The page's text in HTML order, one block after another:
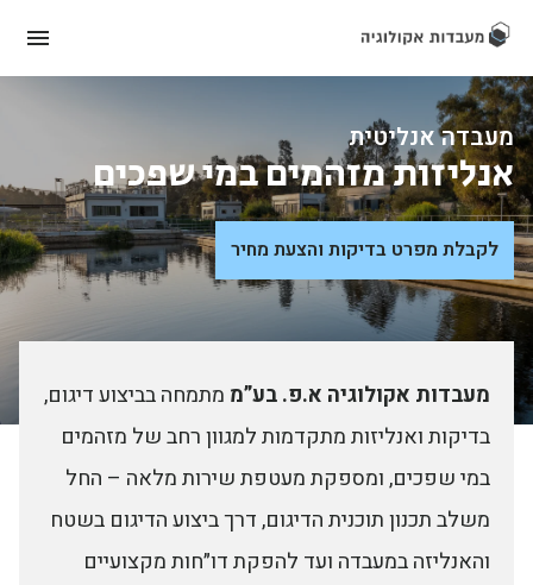
מעבדה אנליטית
אנליזות מזהמים במי שפכים
לקבלת מפרט בדיקות והצעת מחיר
מעבדות אקולוגיה א.פ. בע”מ מתמחה בביצוע דיגום,
בדיקות ואנליזות מתקדמות למגוון רחב של מזהמים
במי שפכים, ומספקת מעטפת שירות מלאה – החל
משלב תכנון תוכנית הדיגום, דרך ביצוע הדיגום בשטח
והאנליזה במעבדה ועד להפקת דו״חות מקצועיים